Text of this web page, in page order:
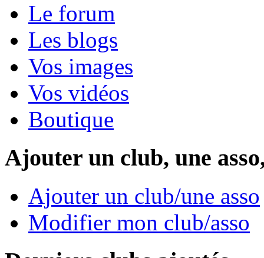
Le forum
Les blogs
Vos images
Vos vidéos
Boutique
Ajouter un club, une
Ajouter un club/une asso
Modifier mon club/asso